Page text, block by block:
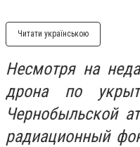
Читати українською
Несмотря на
дрона по
Чернобыльской
радиационный